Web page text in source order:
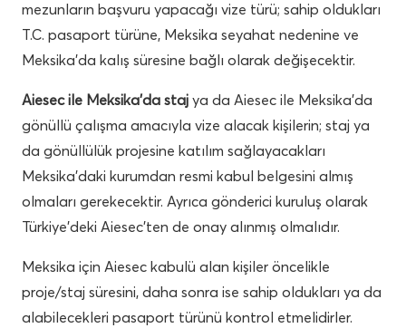
mezunların başvuru yapacağı vize türü; sahip oldukları
T.C. pasaport türüne, Meksika seyahat nedenine ve
Meksika’da kalış süresine bağlı olarak değişecektir.
Aiesec ile Meksika’da staj ya da Aiesec ile Meksika’da
gönüllü çalışma amacıyla vize alacak kişilerin; staj ya
da gönüllülük projesine katılım sağlayacakları
Meksika’daki kurumdan resmi kabul belgesini almış
olmaları gerekecektir. Ayrıca gönderici kuruluş olarak
Türkiye’deki Aiesec’ten de onay alınmış olmalıdır.
Meksika için Aiesec kabulü alan kişiler öncelikle
proje/staj süresini, daha sonra ise sahip oldukları ya da
alabilecekleri pasaport türünü kontrol etmelidirler.